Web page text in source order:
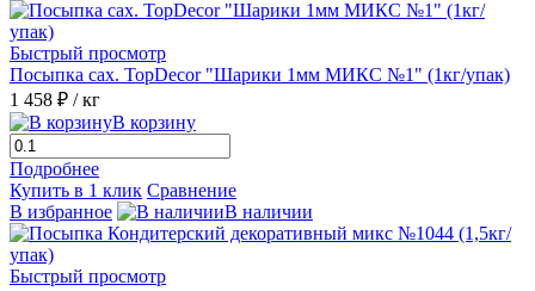
Быстрый просмотр
Посыпка сах. TopDecor "Шарики 1мм МИКС №1" (1кг/упак)
1 458 ₽ / кг
В корзину
Подробнее
Купить в 1 клик Сравнение
В избранное
В наличии
Быстрый просмотр